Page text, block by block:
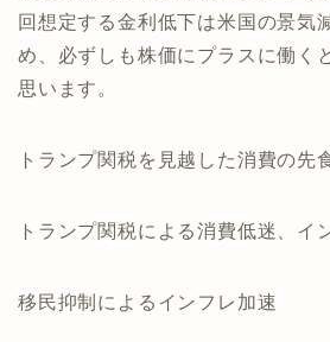
回想定する金利低下は米国の景気
め、必ずしも株価にプラスに働く
思います。
トランプ関税を見越した消費の先
トランプ関税による消費低迷、イ
移民抑制によるインフレ加速